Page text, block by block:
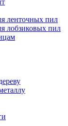
ленточных пил
лобзиковых пил